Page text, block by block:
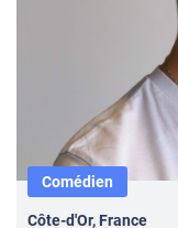
Comédien
Côte-d'Or, France